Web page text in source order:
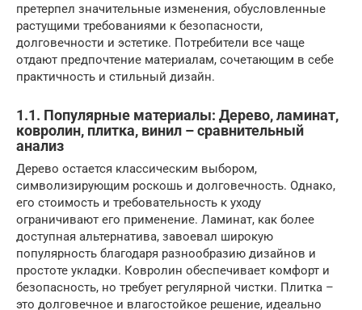
претерпел значительные изменения, обусловленные
растущими требованиями к безопасности,
долговечности и эстетике. Потребители все чаще
отдают предпочтение материалам, сочетающим в себе
практичность и стильный дизайн.
1.1. Популярные материалы: Дерево, ламинат,
ковролин, плитка, винил – сравнительный
анализ
Дерево остается классическим выбором,
символизирующим роскошь и долговечность. Однако,
его стоимость и требовательность к уходу
ограничивают его применение. Ламинат, как более
доступная альтернатива, завоевал широкую
популярность благодаря разнообразию дизайнов и
простоте укладки. Ковролин обеспечивает комфорт и
безопасность, но требует регулярной чистки. Плитка –
это долговечное и влагостойкое решение, идеально